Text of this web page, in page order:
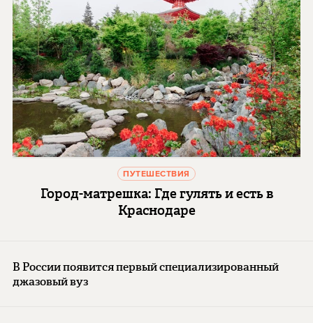
ПУТЕШЕСТВИЯ
Город-матрешка: Где гулять и есть в
Краснодаре
В России появится первый специализированный
джазовый вуз